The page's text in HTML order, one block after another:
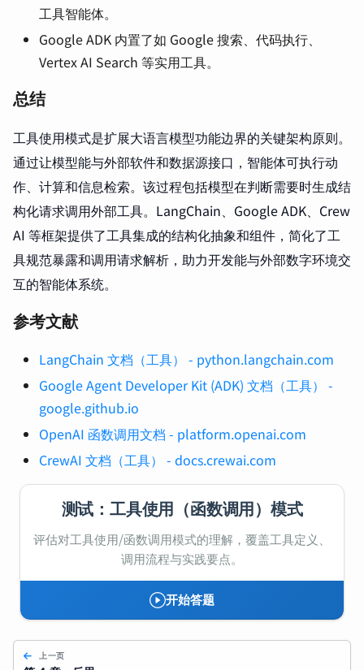
工具智能体。
Google ADK 内置了如 Google 搜索、代码执行、
Vertex AI Search 等实用工具。
总结
工具使用模式是扩展大语言模型功能边界的关键架构原则。
通过让模型能与外部软件和数据源接口，智能体可执行动
作、计算和信息检索。该过程包括模型在判断需要时生成结
构化请求调用外部工具。LangChain、Google ADK、Crew
AI 等框架提供了工具集成的结构化抽象和组件，简化了工
具规范暴露和调用请求解析，助力开发能与外部数字环境交
互的智能体系统。
参考文献
LangChain 文档（工具） - python.langchain.com
Google Agent Developer Kit (ADK) 文档（工具） -
google.github.io
OpenAI 函数调用文档 - platform.openai.com
CrewAI 文档（工具） - docs.crewai.com
测试：工具使用（函数调用）模式
评估对工具使用/函数调用模式的理解，覆盖工具定义、
调用流程与实践要点。
开始答题
上一页